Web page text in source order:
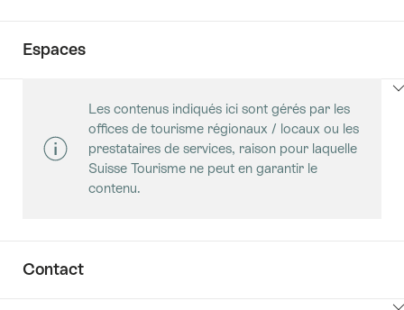
Espaces
pour
afficher
Les contenus indiqués ici sont gérés par les
offices de tourisme régionaux / locaux ou les
prestataires de services, raison pour laquelle
Suisse Tourisme ne peut en garantir le
contenu.
Contact